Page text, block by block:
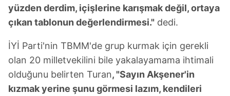
yüzden derdim, içişlerine karışmak değil, ortaya
çıkan tablonun değerlendirmesi." dedi.
İYİ Parti'nin TBMM'de grup kurmak için gerekli
olan 20 milletvekilini bile yakalayamama ihtimali
olduğunu belirten Turan, "Sayın Akşener'in
kızmak yerine şunu görmesi lazım, kendileri